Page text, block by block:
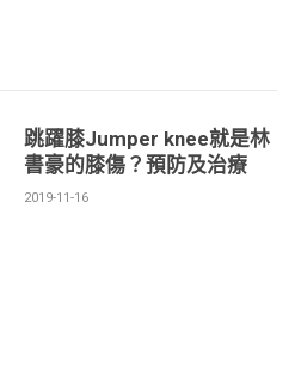
跳躍膝Jumper knee就是林
書豪的膝傷？預防及治療
2019-11-16